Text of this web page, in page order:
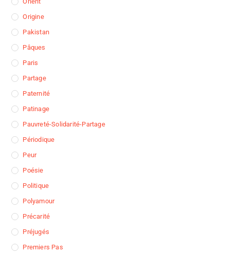
Origine
Pakistan
Pâques
Paris
Partage
Paternité
Patinage
Pauvreté-Solidarité-Partage
Périodique
Peur
Poésie
Politique
Polyamour
Précarité
Préjugés
Premiers Pas